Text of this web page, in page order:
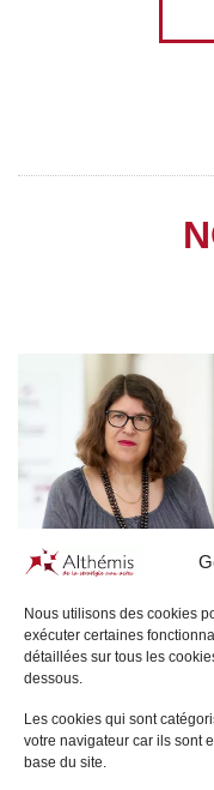
Nous utilisons des cookies
exécuter certaines
détaillées sur tous les
dessous.
Les cookies qui sont
votre navigateur car ils sont
base du site.
Sophie
LE VÉSINET